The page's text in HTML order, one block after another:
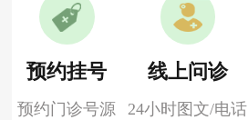
预约挂号
预约门诊号源
线上问诊
24小时图文/电话